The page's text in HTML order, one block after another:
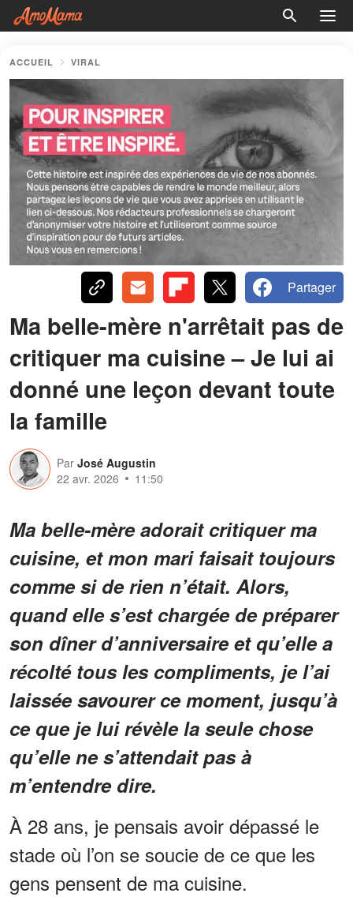
ACCUEIL VIRAL
Partager
Ma belle-mère n'arrêtait pas de
critiquer ma cuisine – Je lui ai
donné une leçon devant toute
la famille
Par José Augustin
22 avr. 2026
11:50
Ma belle-mère adorait critiquer ma
cuisine, et mon mari faisait toujours
comme si de rien n’était. Alors,
quand elle s’est chargée de préparer
son dîner d’anniversaire et qu’elle a
récolté tous les compliments, je l’ai
laissée savourer ce moment, jusqu’à
ce que je lui révèle la seule chose
qu’elle ne s’attendait pas à
m’entendre dire.
À 28 ans, je pensais avoir dépassé le
stade où l’on se soucie de ce que les
gens pensent de ma cuisine.